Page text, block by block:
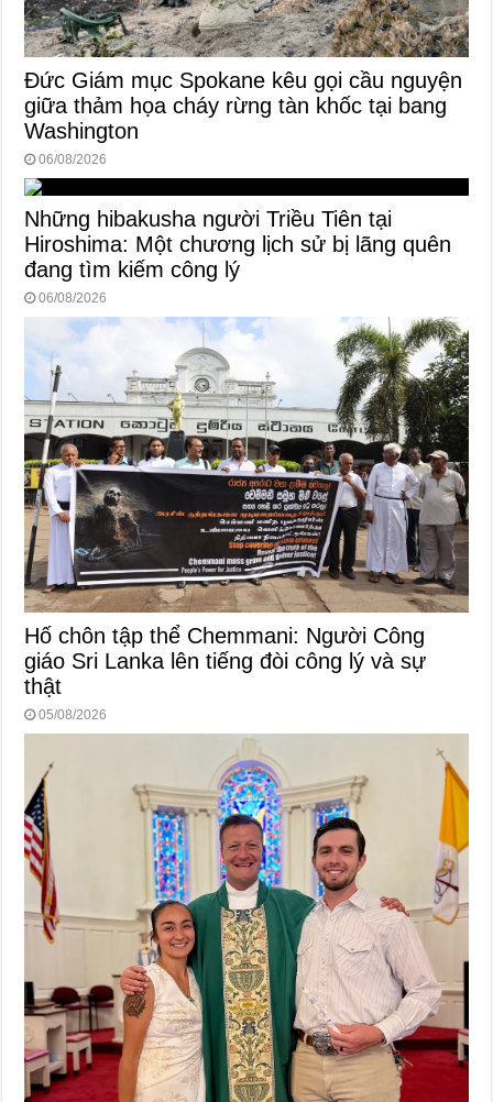
Đức Giám mục Spokane kêu gọi cầu nguyện
giữa thảm họa cháy rừng tàn khốc tại bang
Washington
06/08/2026
Những hibakusha người Triều Tiên tại
Hiroshima: Một chương lịch sử bị lãng quên
đang tìm kiếm công lý
06/08/2026
Hố chôn tập thể Chemmani: Người Công
giáo Sri Lanka lên tiếng đòi công lý và sự
thật
05/08/2026